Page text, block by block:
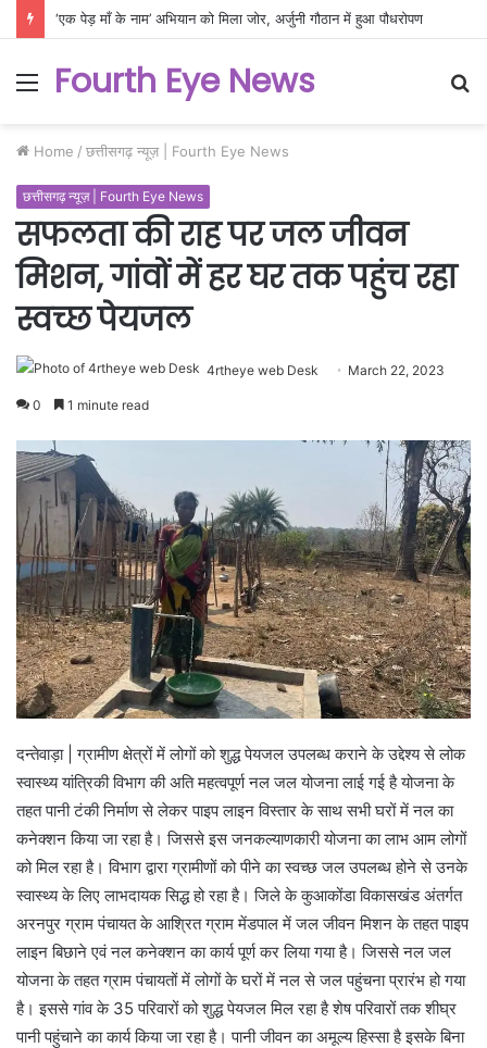
‘एक पेड़ माँ के नाम’ अभियान को मिला जोर, अर्जुनी गौठान में हुआ पौधरोपण
Menu
Fourth Eye News
Home / छत्तीसगढ़ न्यूज़ | Fourth Eye News
छत्तीसगढ़ न्यूज़ | Fourth Eye News
सफलता की राह पर जल जीवन
मिशन, गांवों में हर घर तक पहुंच रहा
स्वच्छ पेयजल
4rtheye web Desk March 22, 2023
0 1 minute read
दन्तेवाड़ा | ग्रामीण क्षेत्रों में लोगों को शुद्ध पेयजल उपलब्ध कराने के उद्देश्य से लोक
स्वास्थ्य यांत्रिकी विभाग की अति महत्वपूर्ण नल जल योजना लाई गई है योजना के
तहत पानी टंकी निर्माण से लेकर पाइप लाइन विस्तार के साथ सभी घरों में नल का
कनेक्शन किया जा रहा है। जिससे इस जनकल्याणकारी योजना का लाभ आम लोगों
को मिल रहा है। विभाग द्वारा ग्रामीणों को पीने का स्वच्छ जल उपलब्ध होने से उनके
स्वास्थ्य के लिए लाभदायक सिद्ध हो रहा है। जिले के कुआकोंडा विकासखंड अंतर्गत
अरनपुर ग्राम पंचायत के आश्रित ग्राम मेंडपाल में जल जीवन मिशन के तहत पाइप
लाइन बिछाने एवं नल कनेक्शन का कार्य पूर्ण कर लिया गया है। जिससे नल जल
योजना के तहत ग्राम पंचायतों में लोगों के घरों में नल से जल पहुंचना प्रारंभ हो गया
है। इससे गांव के 35 परिवारों को शुद्ध पेयजल मिल रहा है शेष परिवारों तक शीघ्र
पानी पहुंचाने का कार्य किया जा रहा है। पानी जीवन का अमूल्य हिस्सा है इसके बिना